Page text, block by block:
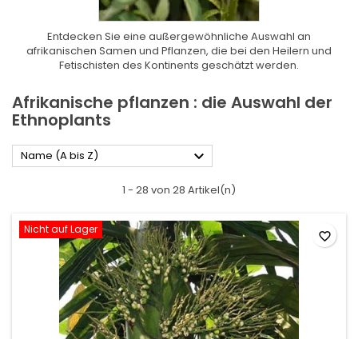
Entdecken Sie eine außergewöhnliche Auswahl an
afrikanischen Samen und Pflanzen, die bei den Heilern und
Fetischisten des Kontinents geschätzt werden.
Afrikanische pflanzen : die Auswahl der
Ethnoplants
Name (A bis Z) 
1 - 28 von 28 Artikel(n)
Nicht auf Lager favorite_border